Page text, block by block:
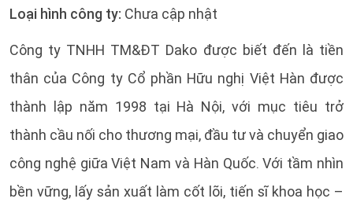
Loại hình công ty: Chưa cập nhật
Công ty TNHH TM&ĐT Dako được biết đến là tiền
thân của Công ty Cổ phần Hữu nghị Việt Hàn được
thành lập năm 1998 tại Hà Nội, với mục tiêu trở
thành cầu nối cho thương mại, đầu tư và chuyển giao
công nghệ giữa Việt Nam và Hàn Quốc. Với tầm nhìn
bền vững, lấy sản xuất làm cốt lõi, tiến sĩ khoa học –